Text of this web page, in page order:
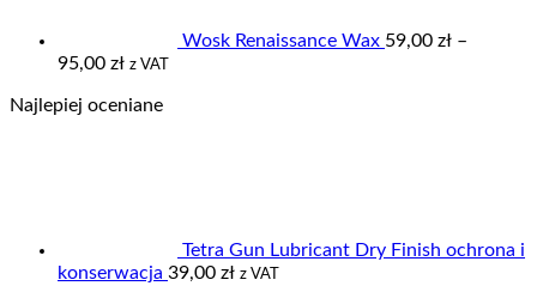
Wosk Renaissance Wax 59,00 zł –
95,00 złZakres
od
z VAT
Najlepiej oceniane
Tetra Gun Lubricant Dry Finish ochrona i
konserwacja 39,00 zł z VAT